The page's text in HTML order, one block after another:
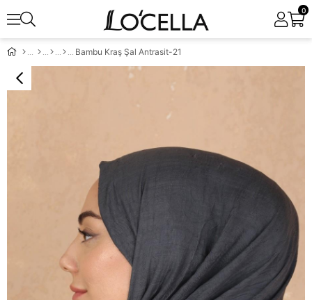
0
Bambu Kraş Şal Antrasit-21